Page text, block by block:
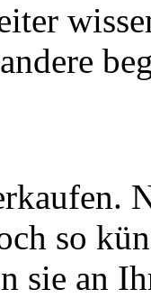
so
sie an